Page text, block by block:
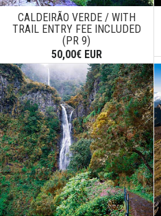
CALDEIRÃO VERDE / WITH
TRAIL ENTRY FEE INCLUDED
(PR 9)
50,00€ EUR